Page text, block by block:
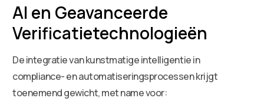
AI en Geavanceerde
Verificatietechnologieën
De integratie van kunstmatige intelligentie in
compliance- en automatiseringsprocessen krijgt
toenemend gewicht, met name voor: